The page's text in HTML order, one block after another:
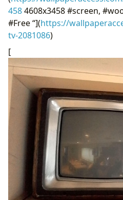
4584608x3458 #screen,
#Free “](https://
tv-2081086)
[